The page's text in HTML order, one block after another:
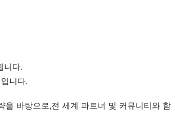
니다.
니다.
을 바탕으로,전 세계 파트너 및 커뮤니티와 함